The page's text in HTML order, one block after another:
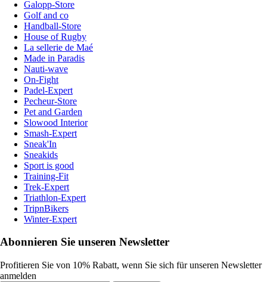
Galopp-Store
Golf and co
Handball-Store
House of Rugby
La sellerie de Maé
Made in Paradis
Nauti-wave
On-Fight
Padel-Expert
Pecheur-Store
Pet and Garden
Slowood Interior
Smash-Expert
Sneak'In
Sneakids
Sport is good
Training-Fit
Trek-Expert
Triathlon-Expert
TripnBikers
Winter-Expert
Abonnieren Sie unseren Newsletter
Profitieren Sie von 10% Rabatt, wenn Sie sich für unseren Newsletter
anmelden